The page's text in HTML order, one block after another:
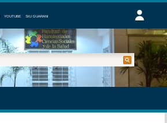
YOUTUBE SIU GUARANI